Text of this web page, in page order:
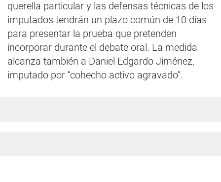
querella particular y las defensas técnicas de los
imputados tendrán un plazo común de 10 días
para presentar la prueba que pretenden
incorporar durante el debate oral. La medida
alcanza también a Daniel Edgardo Jiménez,
imputado por “cohecho activo agravado”.